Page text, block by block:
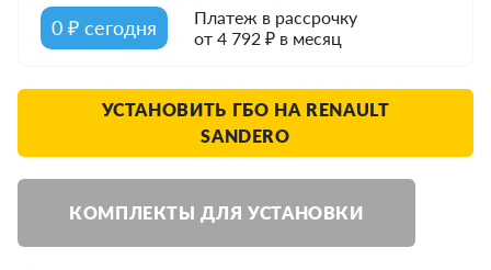
0 ₽ сегодня
Платеж в рассрочку
от 4 792 ₽ в месяц
УСТАНОВИТЬ ГБО НА RENAULT
SANDERO
КОМПЛЕКТЫ ДЛЯ УСТАНОВКИ